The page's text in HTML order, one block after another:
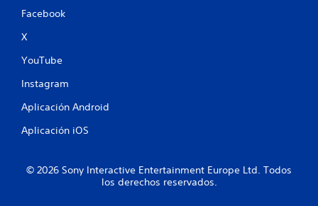
Facebook
X
YouTube
Instagram
Aplicación Android
Aplicación iOS
© 2026 Sony Interactive Entertainment Europe Ltd. Todos
los derechos reservados.